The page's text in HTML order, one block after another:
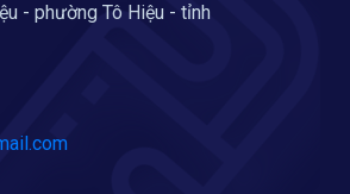
- phường Tô Hiệu - tỉnh